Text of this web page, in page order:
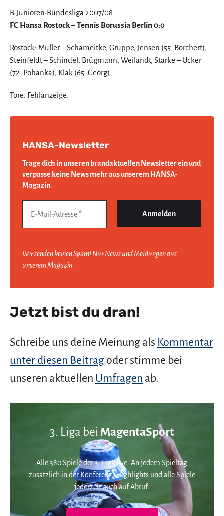
B-Junioren-Bundesliga 2007/08
FC Hansa Rostock – Tennis Borussia Berlin 0:0
Rostock: Müller – Schameitke, Gruppe, Jensen (55. Borchert),
Steinfeldt – Schindel, Brügmann, Weilandt, Starke – Ücker
(72. Pohanka), Klak (65. Georg).
Tore: Fehlanzeige.
HANSA-Newsletter
Trage dich in unseren brandaktuellen Newsletter ein und
verpasse keine News mehr aus unserem HANSA-
Magazin.
Wir senden keinen Spam! Nur News und Meldungen aus
unserem Magazin.
Jetzt bist du dran!
Schreibe uns deine Meinung als Kommentar
unter diesen Beitrag oder stimme bei
unseren aktuellen Umfragen ab.
3. Liga bei MagentaSport
Alle 380 Spiele der 3. Liga live. An jedem Spieltag
zusätzlich in der Konferenz. Highlights und alle Spiele
jederzeit auch auf Abruf.